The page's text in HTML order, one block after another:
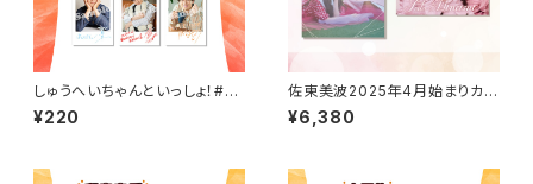
しゅうへいちゃんといっしょ！#2
チェキ風ランダムブロマイド（全
6種）
¥220
佐東美波2025年4月始まりカレ
ンダー（壁掛け・卓上）セット
¥6,380